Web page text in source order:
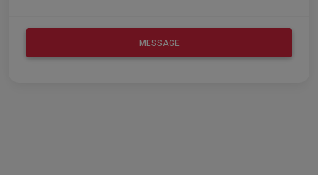
MESSAGE